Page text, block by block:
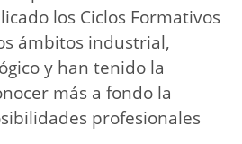
los Ciclos Formativos
ámbitos industrial,
y han tenido la
más a fondo la
profesionales